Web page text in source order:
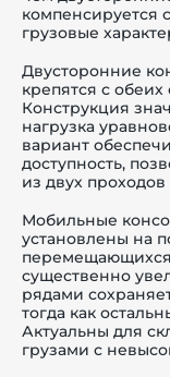
компенсируется
грузовые
Двусторонние
крепятся с
Конструкция
нагрузка
вариант
доступность,
из двух
Мобильные
установлены на
существенно
рядами
тогда как
Актуальны для
грузами с